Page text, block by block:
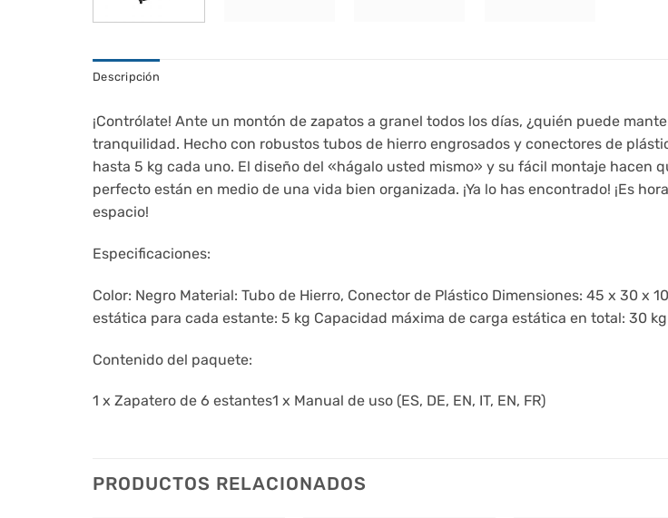
Descripción
¡Contrólate! Ante un montón de zapatos a granel todos los días, ¿quién puede
tranquilidad. Hecho con robustos tubos de hierro engrosados y conectores de
hasta 5 kg cada uno. El diseño del «hágalo usted mismo» y su fácil montaje hacen
perfecto están en medio de una vida bien organizada. ¡Ya lo has encontrado! ¡Es
espacio!
Especificaciones:
Color: Negro Material: Tubo de Hierro, Conector de Plástico Dimensiones: 45 x 30 x
estática para cada estante: 5 kg Capacidad máxima de carga estática en total: 30 kg
Contenido del paquete:
1 x Zapatero de 6 estantes1 x Manual de uso (ES, DE, EN, IT, EN, FR)
PRODUCTOS RELACIONADOS